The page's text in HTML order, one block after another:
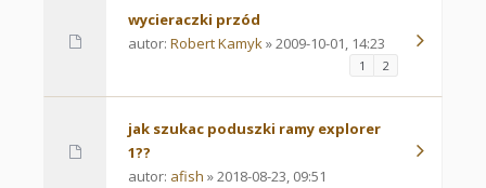
wycieraczki przód
autor: Robert Kamyk» 2009-10-01, 14:23
1 2
jak szukac poduszki ramy explorer
1??
autor: afish » 2018-08-23, 09:51